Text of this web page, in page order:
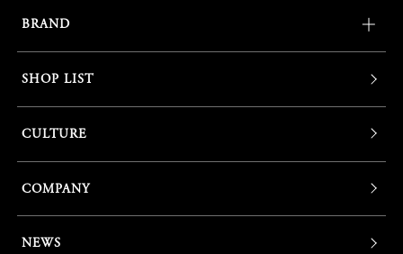
BRAND
SHOP LIST
CULTURE
COMPANY
NEWS